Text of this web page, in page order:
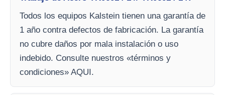
Todos los equipos Kalstein tienen una garantía de
1 año contra defectos de fabricación. La garantía
no cubre daños por mala instalación o uso
indebido. Consulte nuestros «términos y
condiciones» AQUI.